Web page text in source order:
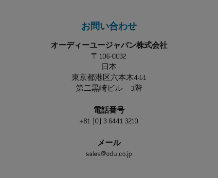
お問い合わせ
オーディーユージャパン株式会社
〒106-0032
日本
東京都港区六本木4-1-1
第二黒崎ビル 3階
電話番号
+81 (0) 3 6441 3210
メール
sales@odu.co.jp